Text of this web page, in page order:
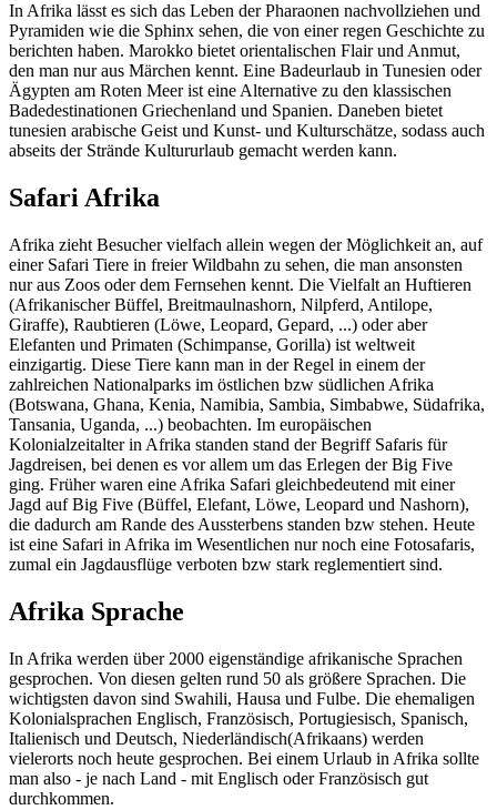
In Afrika lässt es sich das Leben der Pharaonen nachvollziehen und
Pyramiden wie die Sphinx sehen, die von einer regen Geschichte zu
berichten haben. Marokko bietet orientalischen Flair und Anmut,
den man nur aus Märchen kennt. Eine Badeurlaub in Tunesien oder
Ägypten am Roten Meer ist eine Alternative zu den klassischen
Badedestinationen Griechenland und Spanien. Daneben bietet
tunesien arabische Geist und Kunst- und Kulturschätze, sodass auch
abseits der Strände Kultururlaub gemacht werden kann.
Safari Afrika
Afrika zieht Besucher vielfach allein wegen der Möglichkeit an, auf
einer Safari Tiere in freier Wildbahn zu sehen, die man ansonsten
nur aus Zoos oder dem Fernsehen kennt. Die Vielfalt an Huftieren
(Afrikanischer Büffel, Breitmaulnashorn, Nilpferd, Antilope,
Giraffe), Raubtieren (Löwe, Leopard, Gepard, ...) oder aber
Elefanten und Primaten (Schimpanse, Gorilla) ist weltweit
einzigartig. Diese Tiere kann man in der Regel in einem der
zahlreichen Nationalparks im östlichen bzw südlichen Afrika
(Botswana, Ghana, Kenia, Namibia, Sambia, Simbabwe, Südafrika,
Tansania, Uganda, ...) beobachten. Im europäischen
Kolonialzeitalter in Afrika standen stand der Begriff Safaris für
Jagdreisen, bei denen es vor allem um das Erlegen der Big Five
ging. Früher waren eine Afrika Safari gleichbedeutend mit einer
Jagd auf Big Five (Büffel, Elefant, Löwe, Leopard und Nashorn),
die dadurch am Rande des Aussterbens standen bzw stehen. Heute
ist eine Safari in Afrika im Wesentlichen nur noch eine Fotosafaris,
zumal ein Jagdausflüge verboten bzw stark reglementiert sind.
Afrika Sprache
In Afrika werden über 2000 eigenständige afrikanische Sprachen
gesprochen. Von diesen gelten rund 50 als größere Sprachen. Die
wichtigsten davon sind Swahili, Hausa und Fulbe. Die ehemaligen
Kolonialsprachen Englisch, Französisch, Portugiesisch, Spanisch,
Italienisch und Deutsch, Niederländisch(Afrikaans) werden
vielerorts noch heute gesprochen. Bei einem Urlaub in Afrika sollte
man also - je nach Land - mit Englisch oder Französisch gut
durchkommen.